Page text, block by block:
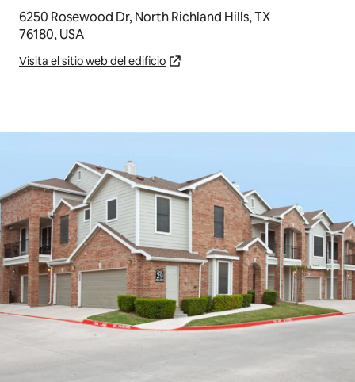
6250 Rosewood Dr, North Richland Hills, TX
76180, USA
Visita el sitio web del edificio